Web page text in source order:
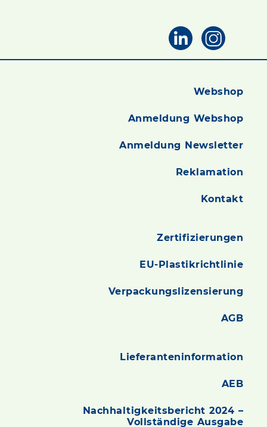
Webshop
Anmeldung Webshop
Anmeldung Newsletter
Reklamation
Kontakt
Zertifizierungen
EU-Plastikrichtlinie
Verpackungslizensierung
AGB
Lieferanteninformation
AEB
Nachhaltigkeitsbericht 2024 –
Vollständige Ausgabe